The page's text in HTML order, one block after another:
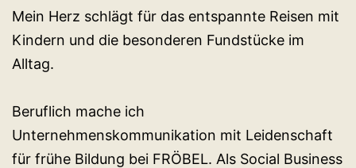
Mein Herz schlägt für das entspannte Reisen mit
Kindern und die besonderen Fundstücke im
Alltag.
Beruflich mache ich
Unternehmenskommunikation mit Leidenschaft
für frühe Bildung bei FRÖBEL. Als Social Business